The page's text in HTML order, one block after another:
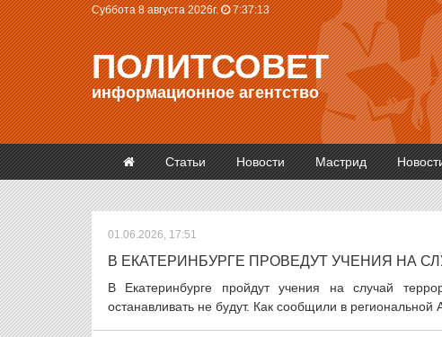
Суббота 8 августа 2026г. 7:37:13
ПОЛИТСОВЕТ
информационное агентство
Статьи Новости Мастрид
01.06.2026, 17:51
В ЕКАТЕРИНБУРГЕ ПРОВЕДУТ УЧЕНИЯ НА
В Екатеринбурге пройдут учения на случай
останавливать не будут. Как сообщили в региональной